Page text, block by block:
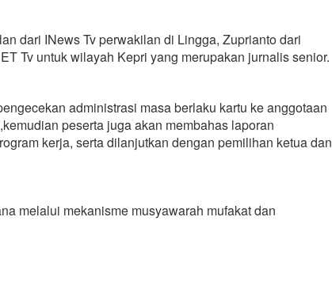
dari INews Tv perwakilan di Lingga, Zuprianto dari
Tv untuk wilayah Kepri yang merupakan jurnalis senior.
administrasi masa berlaku kartu ke anggotaan
peserta juga akan membahas laporan
kerja, serta dilanjutkan dengan pemilihan ketua dan
melalui mekanisme musyawarah mufakat dan